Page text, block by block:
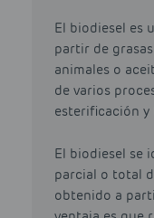
El biodiesel es
partir de
animales o
de varios
esterificación
El biodiesel se
parcial o total
obtenido a